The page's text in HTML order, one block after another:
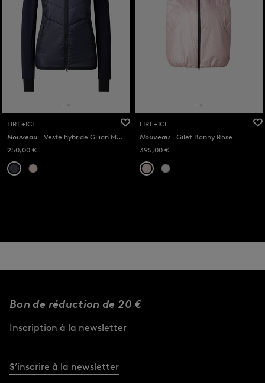
FIRE+ICE
Nouveau
Veste hybride Gilian Marine
250,00 €
FIRE+ICE
Nouveau
Gilet Bonny Rose
395,00 €
Bon de réduction de 20 €
Inscription à la newsletter
S’inscrire à la newsletter